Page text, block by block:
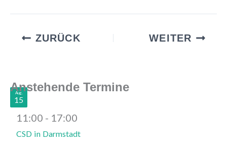
ZURÜCK WEITER
Anstehende Termine
Aug.
15
11:00 - 17:00
CSD in Darmstadt